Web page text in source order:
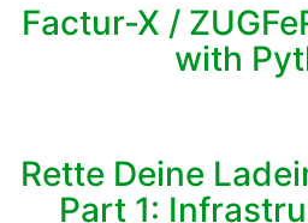
Factur-X /
with
Rette Deine
Part 1: